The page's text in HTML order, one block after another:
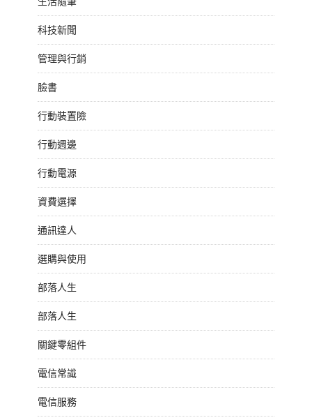
科技新聞
管理與行銷
臉書
行動裝置險
行動週邊
行動電源
資費選擇
通訊達人
選購與使用
部落人生
部落人生
關鍵零組件
電信常識
電信服務